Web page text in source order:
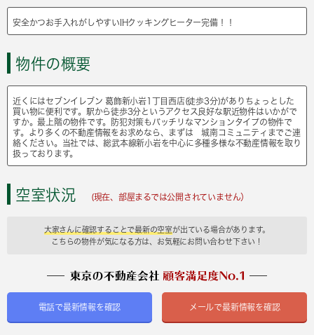
安全かつお手入れがしやすいIHクッキングヒーター完備！！
物件の概要
近くにはセブンイレブン 葛飾新小岩1丁目西店(徒歩3分)がありちょっとした
買い物に便利です。駅から徒歩3分というアクセス良好な駅近物件はいかがで
すか。最上階の物件です。防犯対策もバッチリなマンションタイプの物件で
す。より多くの不動産情報をお求めなら、まずは 城南コミュニティまでご連
絡ください。当社では、総武本線新小岩を中心に多種多様な不動産情報を取り
扱っております。
空室状況 (現在、部屋まるでは公開されていません）
大家さんに確認することで最新の空室が出ている場合があります。
こちらの物件が気になる方は、お気軽にお問い合わせ下さい！
電話で最新情報を確認 メールで最新情報を確認